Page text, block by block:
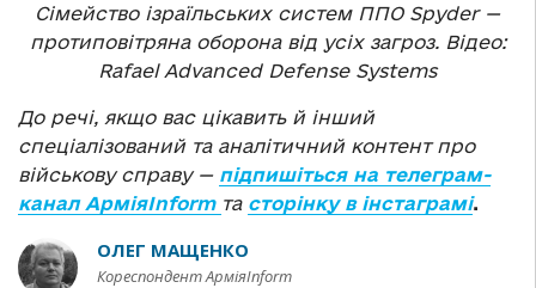
Сімейство ізраїльських систем ППО Spyder —
протиповітряна оборона від усіх загроз. Відео:
Rafael Advanced Defense Systems
До речі, якщо вас цікавить й інший
спеціалізований та аналітичний контент про
військову справу — підпишіться на телеграм-
канал АрміяInform та сторінку в інстаграмі.
ОЛЕГ МАЩЕНКО
Кореспондент АрміяInform